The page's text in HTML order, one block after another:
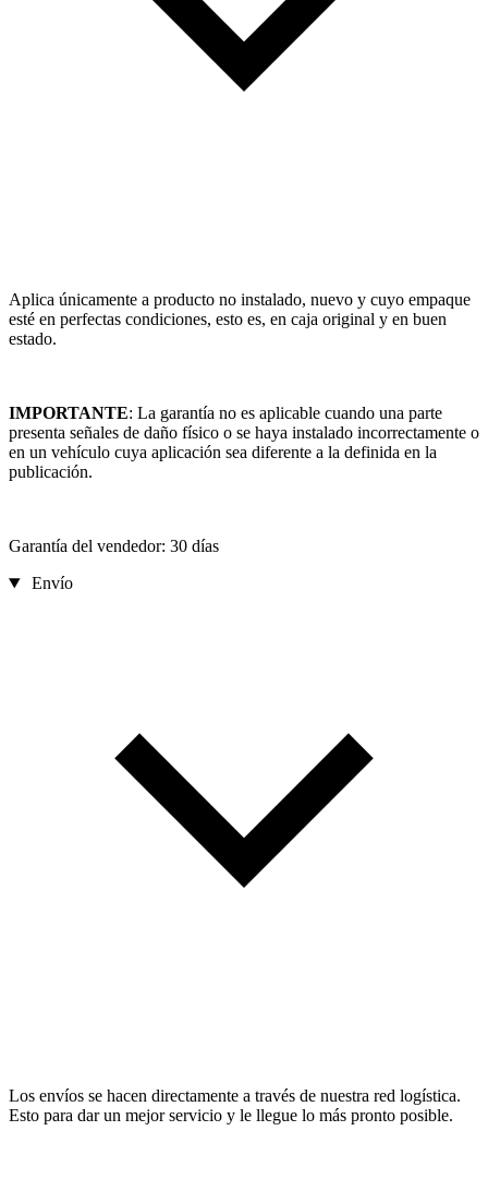
Aplica únicamente a producto no instalado, nuevo y cuyo empaque
esté en perfectas condiciones, esto es, en caja original y en buen
estado.
IMPORTANTE: La garantía no es aplicable cuando una parte
presenta señales de daño físico o se haya instalado incorrectamente o
en un vehículo cuya aplicación sea diferente a la definida en la
publicación.
Garantía del vendedor: 30 días
Envío
Los envíos se hacen directamente a través de nuestra red logística.
Esto para dar un mejor servicio y le llegue lo más pronto posible.